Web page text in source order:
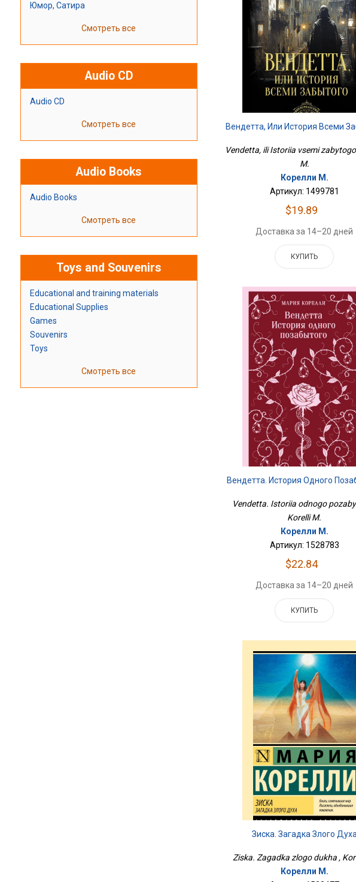
Юмор, Сатира
Смотреть все
Audio CD
Audio CD
Смотреть все
Audio Books
Audio Books
Смотреть все
Toys and Souvenirs
Educational and training materials
Educational Supplies
Games
Souvenirs
Toys
Смотреть все
Вендетта, Или История Всеми
Vendetta, ili Istoriia vsemi
M.
Корелли М.
Артикул: 1499781
$19.89
Доставка за 14–20 дней
КУПИТЬ
Вендетта. История Одного
Vendetta. Istoriia odnogo
Korelli M.
Корелли М.
Артикул: 1528783
$22.84
Доставка за 14–20 дней
КУПИТЬ
Зиска. Загадка Злого Духа
Ziska. Zagadka zlogo dukha ,
Корелли М.